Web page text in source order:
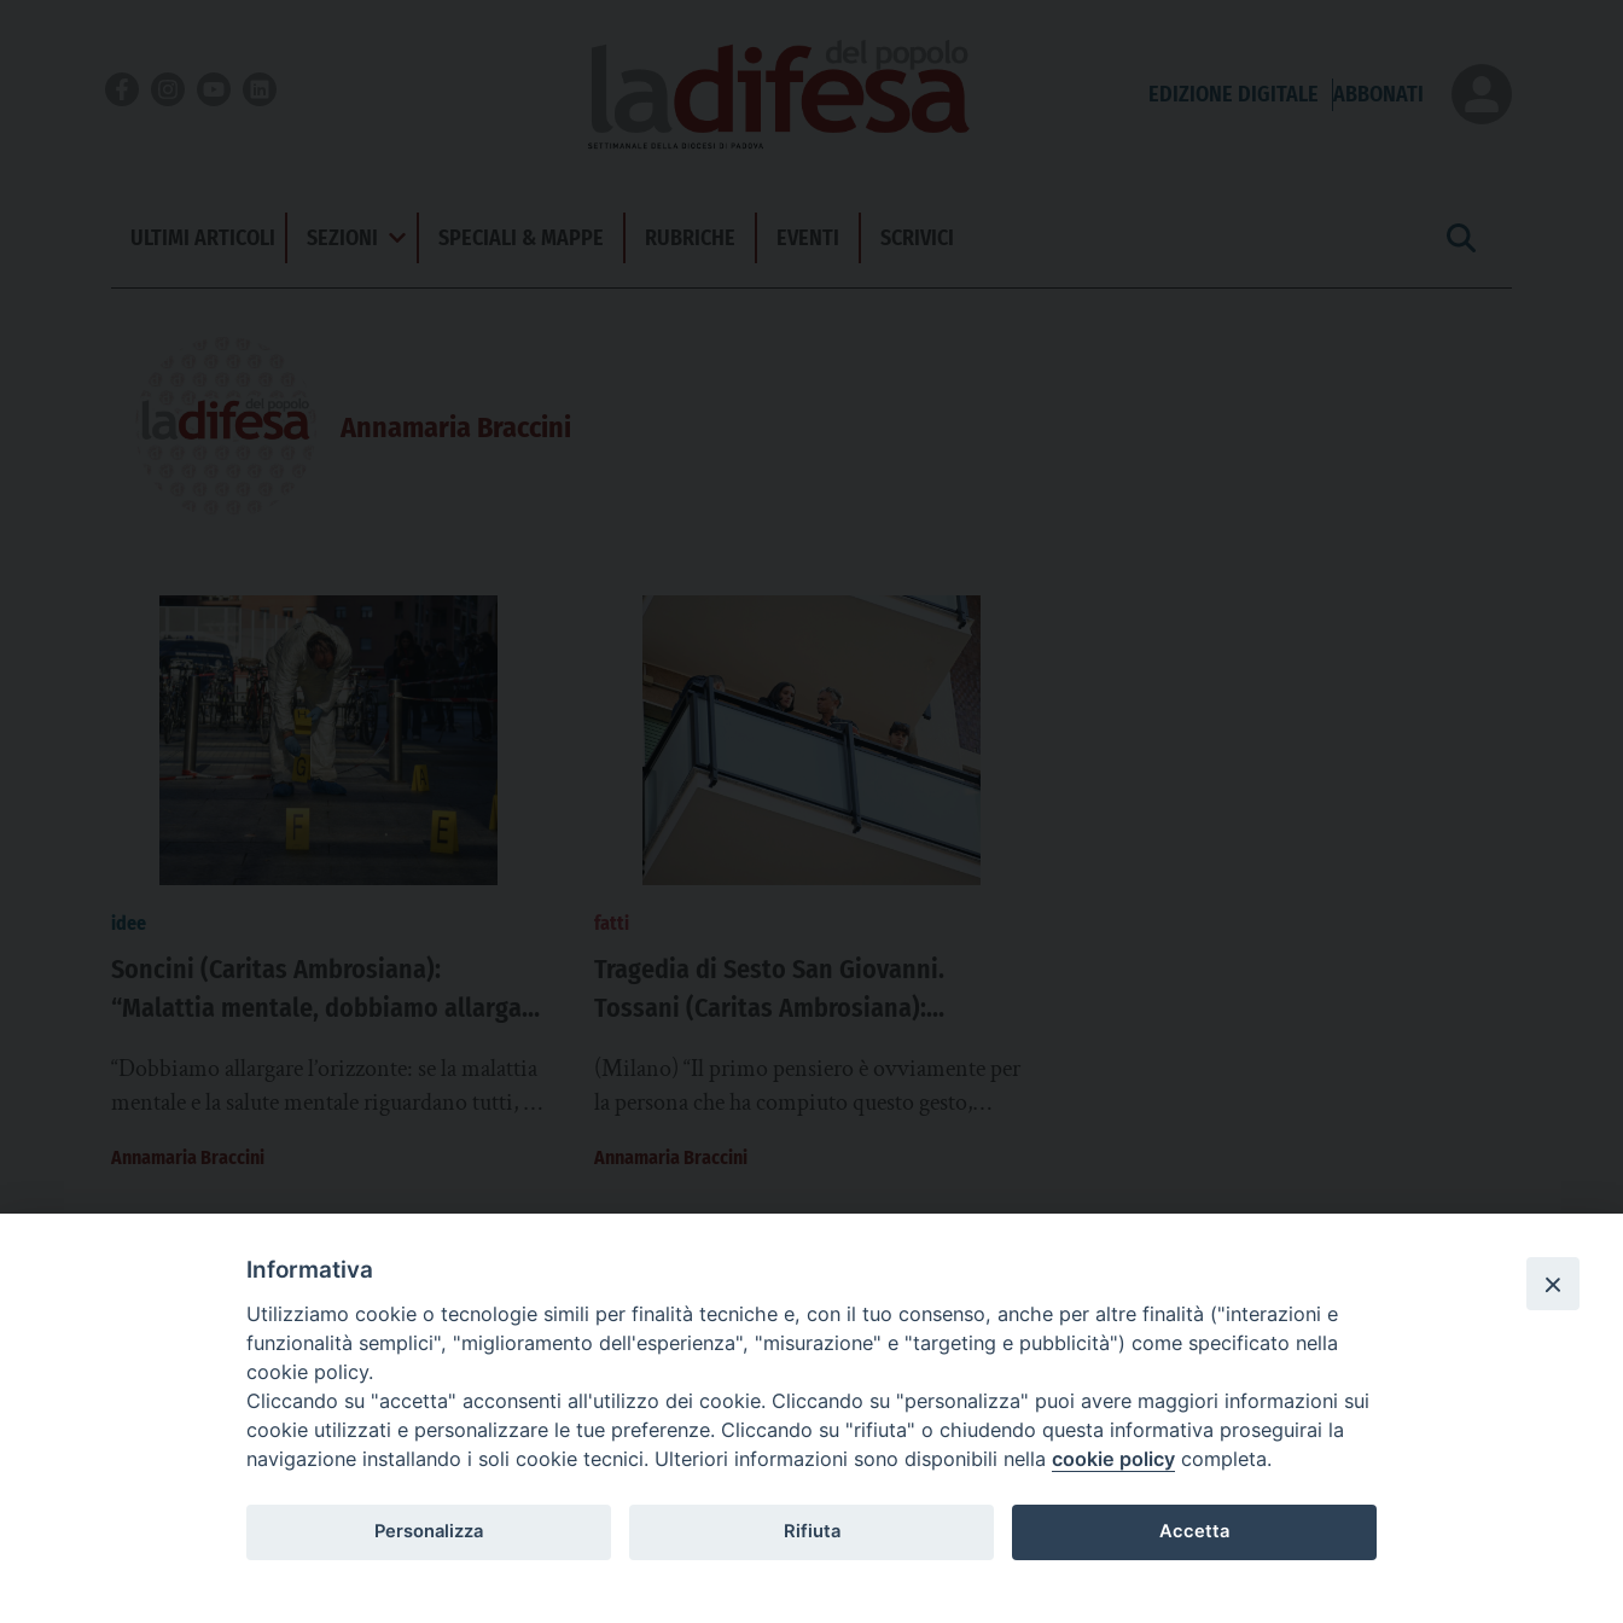
EDIZIONE DIGITALE ABBONATI
ULTIMI ARTICOLI SEZIONI
Apri
Menu
SPECIALI & MAPPE RUBRICHE EVENTI SCRIVICI
Annamaria Braccini
idee
Soncini (Caritas Ambrosiana):
“Malattia mentale, dobbiamo allargare
“Dobbiamo allargare l’orizzonte: se la malattia
mentale e la salute mentale riguardano tutti, è
Annamaria Braccini
fatti
Tragedia di Sesto San Giovanni.
Tossani (Caritas Ambrosiana):
rigenerare relazioni nelle nostre città
(Milano) “Il primo pensiero è ovviamente per
la persona che ha compiuto questo gesto,
Annamaria Braccini
AMMINISTRAZIONE TRASPARENTE SCRIVICI
La Difesa del Popolo percepisce i contributi pubblici all'editoria.
La Difesa del Popolo è una testata registrata presso il Tribunale di Padova decreto del 15 giugno 1950 al n. 37 del registro periodici.
Informativa
Utilizziamo cookie o tecnologie simili per finalità tecniche e, con il tuo consenso, anche per altre finalità ("interazioni e
funzionalità semplici", "miglioramento dell'esperienza", "misurazione" e "targeting e pubblicità") come specificato nella
cookie policy.
Cliccando su "accetta" acconsenti all'utilizzo dei cookie. Cliccando su "personalizza" puoi avere maggiori informazioni sui
cookie utilizzati e personalizzare le tue preferenze. Cliccando su "rifiuta" o chiudendo questa informativa proseguirai la
navigazione installando i soli cookie tecnici. Ulteriori informazioni sono disponibili nella cookie policy completa.
Personalizza Rifiuta Accetta